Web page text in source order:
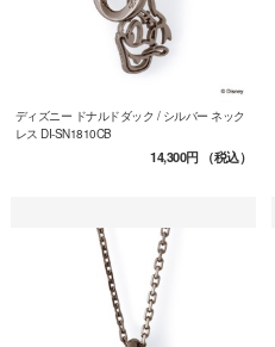
ディズニー ドナルドダック / シルバー ネック
レス DI-SN1810CB
14,300円（税込）